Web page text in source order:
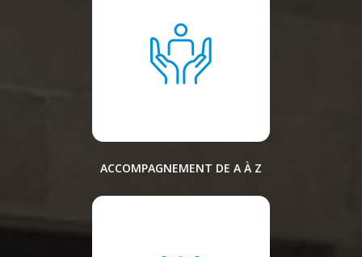
ACCOMPAGNEMENT DE A À Z